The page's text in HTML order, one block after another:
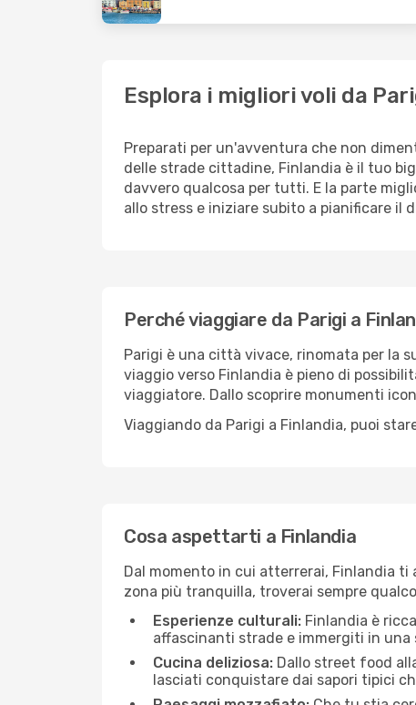
Esplora i migliori voli da
Preparati per un'avventura che non
delle strade cittadine, Finlandia è il tuo
davvero qualcosa per tutti. E la parte
allo stress e iniziare subito a pianificare il
Perché viaggiare da Parigi a
Parigi è una città vivace, rinomata per la
viaggio verso Finlandia è pieno di
viaggiatore. Dallo scoprire monumenti
Viaggiando da Parigi a Finlandia, puoi
Cosa aspettarti a Finlandia
Dal momento in cui atterrerai, Finlandia
zona più tranquilla, troverai sempre
Esperienze culturali: Finlandia è
affascinanti strade e immergiti in
Cucina deliziosa: Dallo street food
lasciati conquistare dai sapori tipici